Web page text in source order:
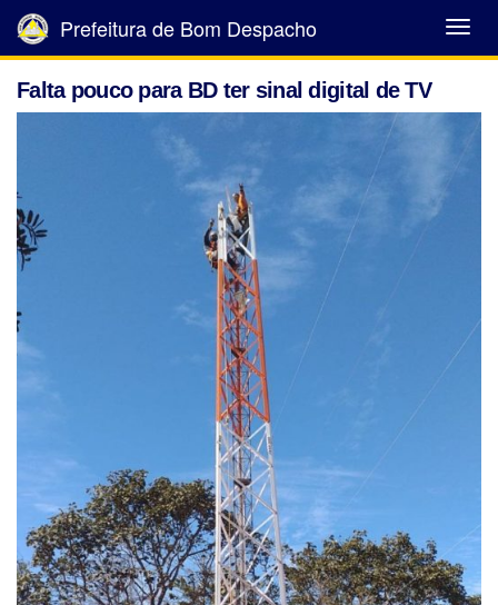
Abrir
Menu
Prefeitura de Bom Despacho
Falta pouco para BD ter sinal digital de TV